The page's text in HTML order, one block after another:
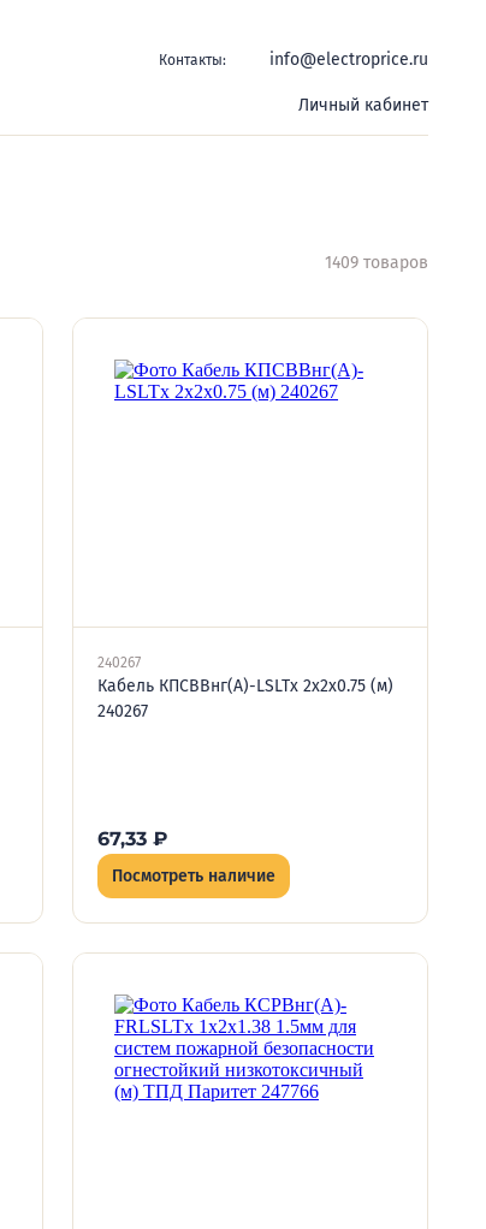
Контакты: info@electroprice.ru
Личный кабинет
1409 товаров
240267
Кабель КПСВВнг(А)-LSLTx 2х2х0.75 (м)
240267
67,33 ₽
Посмотреть наличие